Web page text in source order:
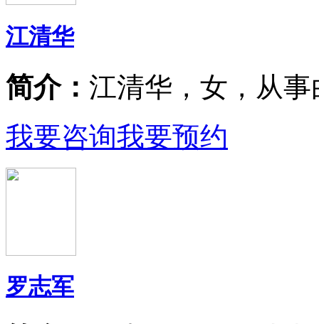
江清华
简介： 江清华，女，从事
我要咨询我要预约
罗志军